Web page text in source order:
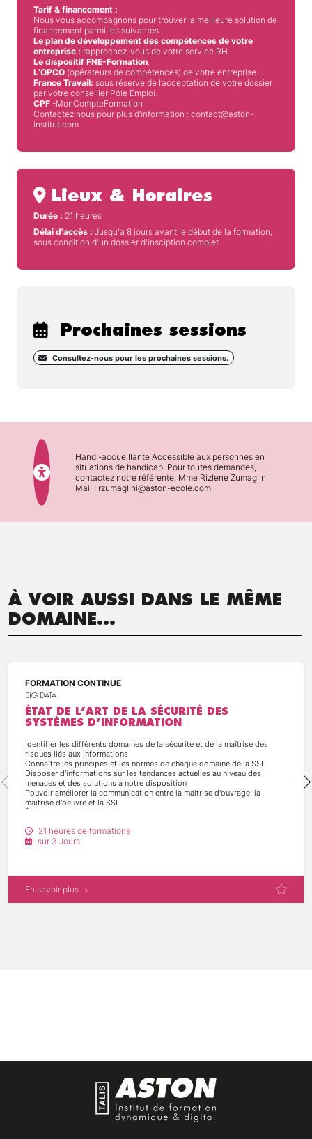
Tarif & financement :
Nous vous accompagnons pour trouver la meilleure solution de
financement parmi les suivantes :
Le plan de développement des compétences de votre
entreprise : rapprochez-vous de votre service RH.
Le dispositif FNE-Formation.
L’OPCO (opérateurs de compétences) de votre entreprise.
France Travail: sous réserve de l’acceptation de votre dossier
par votre conseiller Pôle Emploi.
CPF -MonCompteFormation
Contactez nous pour plus d’information : contact@aston-
institut.com
Lieux & Horaires
Durée : 21 heures
Délai d'accès : Jusqu'a 8 jours avant le début de la formation,
sous condition d'un dossier d'insciption complet
Prochaines sessions
Consultez-nous pour les prochaines sessions.
Handi-accueillante Accessible aux personnes en
situations de handicap. Pour toutes demandes,
contactez notre référente, Mme Rizlene Zumaglini
Mail : rzumaglini@aston-ecole.com
À VOIR AUSSI DANS LE MÊME
DOMAINE...
FORMATION CONTINUE
BIG DATA
ÉTAT DE L’ART DE LA SÉCURITÉ DES
SYSTÈMES D’INFORMATION
Identifier les différents domaines de la sécurité et de la maîtrise des
risques liés aux informations
Connaître les principes et les normes de chaque domaine de la SSI
Disposer d'informations sur les tendances actuelles au niveau des
menaces et des solutions à notre disposition
Pouvoir améliorer la communication entre la maitrise d'ouvrage, la
maitrise d'oeuvre et la SSI
Être en mesure d'effectuer des choix techniques
21 heures de formations
sur 3 Jours
En savoir plus